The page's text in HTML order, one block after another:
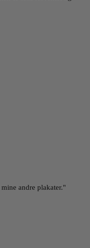
andre plakater."